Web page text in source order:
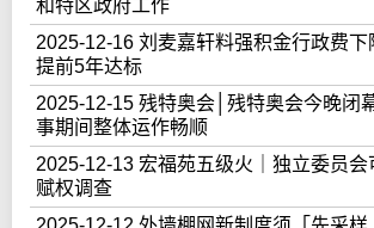
和特区政府工作
2025-12-16 刘麦嘉轩料强积金行政费
提前5年达标
2025-12-15 残特奥会│残特奥会今晚
事期间整体运作畅顺
2025-12-13 宏福苑五级火｜独立委员会
赋权调查